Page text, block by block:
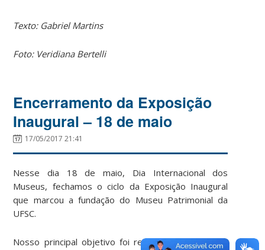
Texto: Gabriel Martins
Foto: Veridiana Bertelli
Encerramento da Exposição
Inaugural – 18 de maio
17/05/2017 21:41
Nesse dia 18 de maio, Dia Internacional dos
Museus, fechamos o ciclo da Exposição Inaugural
que marcou a fundação do Museu Patrimonial da
UFSC.
Nosso principal objetivo foi realizado e o que era